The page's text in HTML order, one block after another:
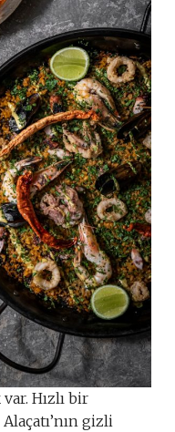
Hızlı bir
gizli